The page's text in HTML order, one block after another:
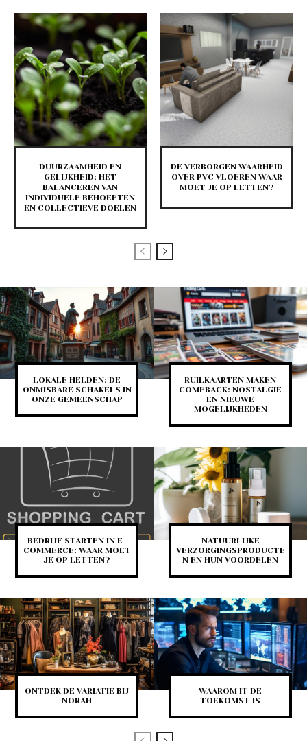
DUURZAAMHEID EN
GELIJKHEID: HET
BALANCEREN VAN
INDIVIDUELE BEHOEFTEN
EN COLLECTIEVE DOELEN
DE VERBORGEN WAARHEID
OVER PVC VLOEREN WAAR
MOET JE OP LETTEN?
LOKALE HELDEN: DE
ONMISBARE SCHAKELS IN
ONZE GEMEENSCHAP
RUILKAARTEN MAKEN
COMEBACK: NOSTALGIE
EN NIEUWE
MOGELIJKHEDEN
BEDRIJF STARTEN IN E-
COMMERCE: WAAR MOET
JE OP LETTEN?
NATUURLIJKE
VERZORGINGSPRODUCTE
N EN HUN VOORDELEN
ONTDEK DE VARIATIE BIJ
NORAH
WAAROM IT DE
TOEKOMST IS